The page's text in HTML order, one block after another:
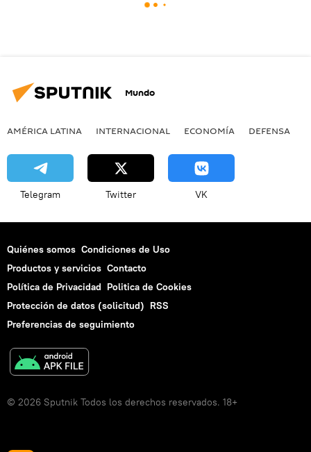
Mundo
AMÉRICA LATINA INTERNACIONAL ECONOMÍA DEFENSA
Telegram Twitter VK
Quiénes somos Condiciones de Uso
Productos y servicios Contacto
Política de Privacidad Politica de Cookies
Protección de datos (solicitud) RSS
Preferencias de seguimiento
© 2026 Sputnik Todos los derechos reservados. 18+